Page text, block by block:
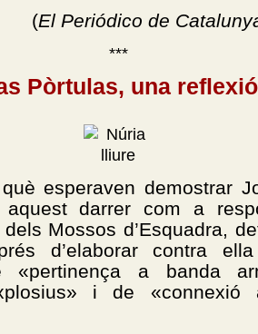
(El Periódico de
***
Pòrtulas, una reflexió
esperaven demostrar
aquest darrer com a
dels Mossos d’Esquadra,
d’elaborar contra
«pertinença a banda
i de «connexió